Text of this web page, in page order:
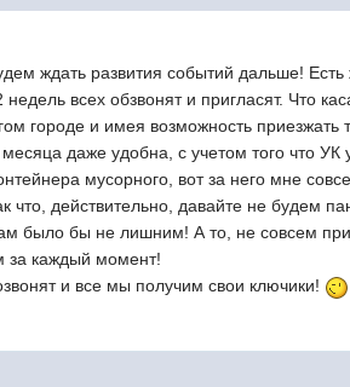
ждать развития событий дальше! Есть
всех обзвонят и пригласят. Что
городе и имея возможность приезжать
даже удобна, с учетом того что УК
мусорного, вот за него мне
что, действительно, давайте не будем
было бы не лишним! А то, не совсем
за каждый момент!
и все мы получим свои ключики!